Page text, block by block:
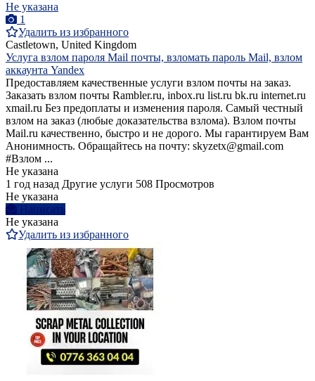
Не указана
1
Удалить из избранного
Castletown, United Kingdom
Услуга взлом пароля Mail почты, взломать пароль Mail, взлом
аккаунта Yandex
Предоставляем качественные услуги взлом почты на заказ.
Заказать взлoм почты Rambler.ru, inbox.ru list.ru bk.ru internet.ru
xmail.ru Без предоплаты и изменения пароля. Самый честный
взлом на заказ (любые доказательства взлома). Bзлом почты
Mail.ru качественно, быстро и не дорого. Мы гарантируем Вам
Анонимность. Обращайтесь на почту: skyzetx@gmail.com
#Взлом ...
Не указана
1 год назад Другие услуги 508 Просмотров
Не указана
Написать
Не указана
Удалить из избранного